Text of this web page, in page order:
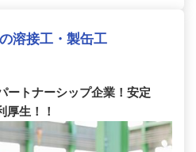
溶接工・製缶工
ートナーシップ企業！安定
厚生！！